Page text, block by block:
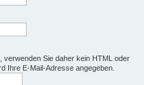
Sie daher kein HTML oder
Ihre E-Mail-Adresse angegeben.